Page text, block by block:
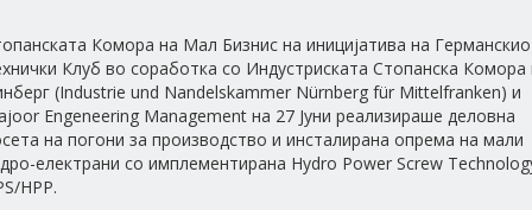
Комора на Мал Бизнис на иницијатива на
Клуб во соработка со Индустриската Стопанска Комора
(Industrie und Nandelskammer Nürnberg für Mittelfranken) и
Engeneering Management на 27 Јуни реализираше деловна
на погони за производство и инсталирана опрема на мали
електрани со имплементирана Hydro Power Screw
HPP.